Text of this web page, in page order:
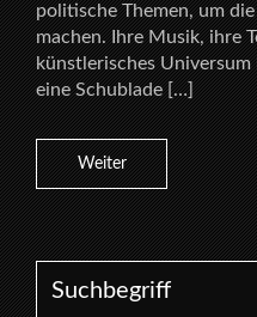
politische Themen, um
machen. Ihre Musik, ihre
künstlerisches
eine Schublade […]
Weiter
Search for: